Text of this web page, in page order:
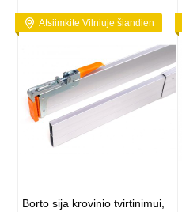
Atsiimkite Vilniuje šiandien
Borto sija krovinio tvirtinimui,